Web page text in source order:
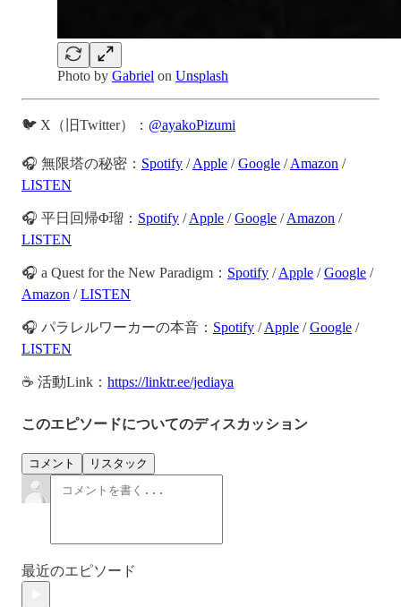
Photo by Gabriel on Unsplash
🐦 X（旧Twitter）： @ayakoPizumi
🎧 無限塔の秘密： Spotify /Apple /Google /Amazon /
LISTEN
🎧 平日回帰Φ瑠： Spotify /Apple /Google /Amazon /
LISTEN
🎧 a Quest for the New Paradigm： Spotify /Apple /Google /
Amazon /LISTEN
🎧 パラレルワーカーの本音： Spotify /Apple /Google /
LISTEN
☕️ 活動Link： https://linktr.ee/jediaya
このエピソードについてのディスカッション
コメント リスタック
最近のエピソード